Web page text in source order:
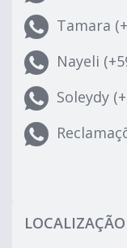
Tamara
Nayeli
Soleydy
LOCALIZAÇÃO